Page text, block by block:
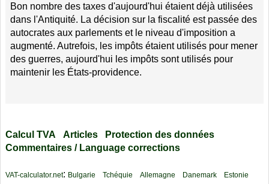
Bon nombre des taxes d'aujourd'hui étaient déjà utilisées
dans l'Antiquité. La décision sur la fiscalité est passée des
autocrates aux parlements et le niveau d'imposition a
augmenté. Autrefois, les impôts étaient utilisés pour mener
des guerres, aujourd'hui les impôts sont utilisés pour
maintenir les États-providence.
Calcul TVA Articles
Protection des données
Commentaires / Language corrections
VAT-calculator.net: Bulgarie Tchéquie Allemagne Danemark
Estonie